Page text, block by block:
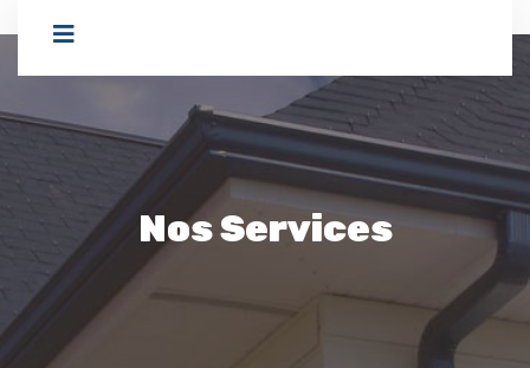
Nos Services